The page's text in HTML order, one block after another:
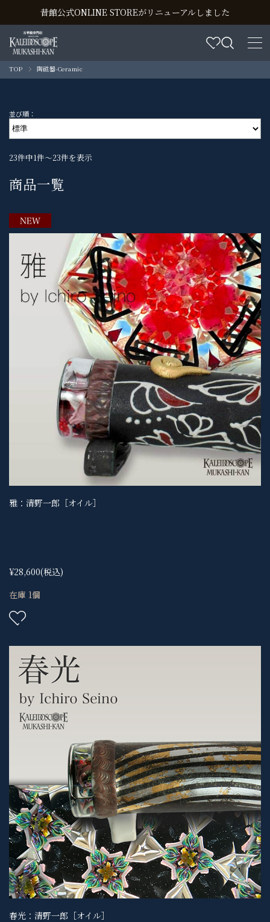
昔館公式ONLINE STOREがリニューアルしました
TOP 陶磁器-Ceramic
並び順：
23件中1件～23件を表示
商品一覧
雅：清野一郎［オイル］
¥28,600(税込)
在庫 1個
春光：清野一郎［オイル］